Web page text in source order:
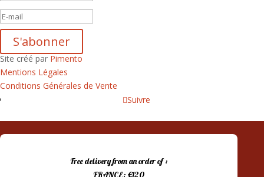
S'abonner
Site créé par Pimento
Mentions Légales
Conditions Générales de Vente
Suivre
Free delivery from an order of :
FRANCE: €120